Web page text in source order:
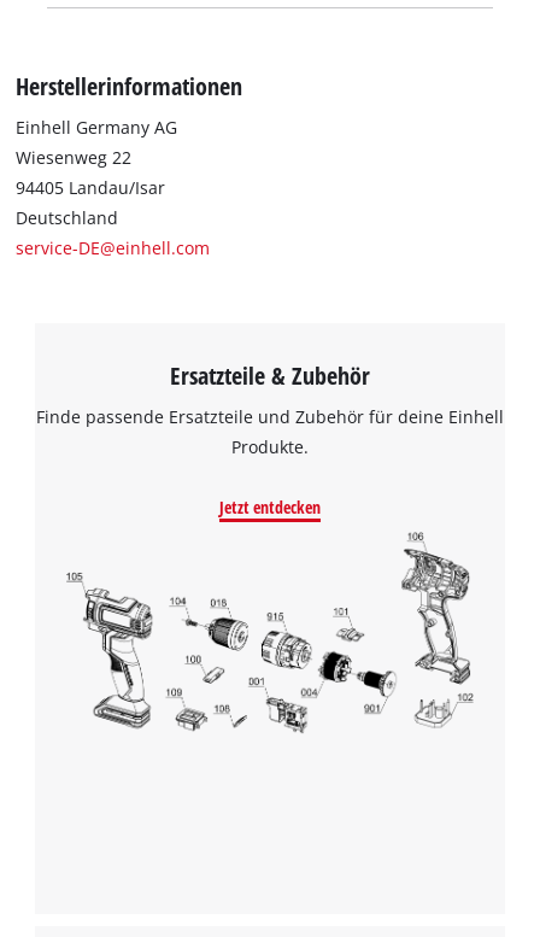
Herstellerinformationen
Einhell Germany AG
Wiesenweg 22
94405 Landau/Isar
Deutschland
service-DE@einhell.com
Ersatzteile & Zubehör
Finde passende Ersatzteile und Zubehör für deine Einhell
Produkte.
Jetzt entdecken